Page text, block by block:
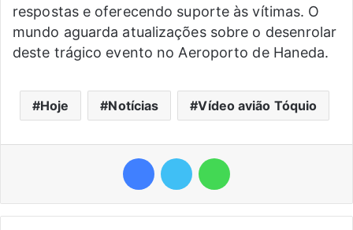
respostas e oferecendo suporte às vítimas. O
mundo aguarda atualizações sobre o desenrolar
deste trágico evento no Aeroporto de Haneda.
Hoje Notícias Vídeo avião Tóquio
FacebookTwitter